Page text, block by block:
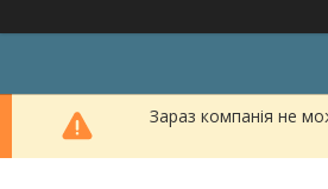
Зараз компанія не